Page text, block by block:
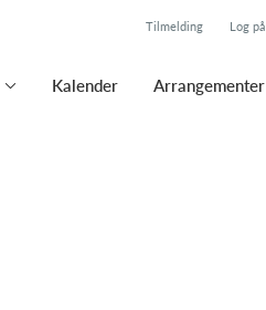
Tilmelding Log på
Kalender Arrangementer